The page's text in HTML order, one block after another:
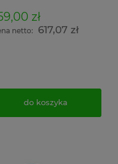
i recepcji
zł
netto: 617,07 zł
do koszyka